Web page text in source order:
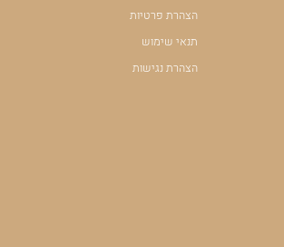
הצהרת פרטיות
תנאי שימוש
הצהרת נגישות